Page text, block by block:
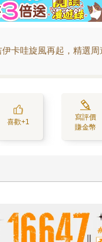
卡哇旋風再起，精選周
喜歡+1
寫評價
賺金幣
半年暢銷榜